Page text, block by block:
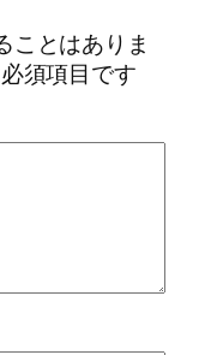
ことはありま
須項目です